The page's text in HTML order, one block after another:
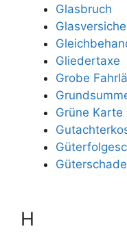
Glasbruch
Gliedertaxe
Grobe
Grüne Karte
H